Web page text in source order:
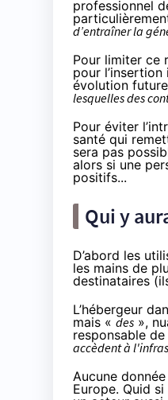
professionnel
d’entraîner la
Pour limiter ce
pour
évolution
lesquelles des
Pour éviter
santé qui
sera pas
alors si une
positifs...
Qui y
D’abord les
les mains de
destinataires
L’hébergeur
mais « des »,
responsable
accèdent à
Aucune
Europe. Quid